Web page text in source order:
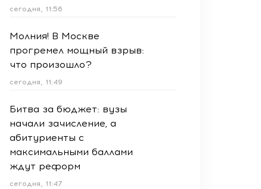
сегодня, 11:56
Молния! В Москве
прогремел мощный взрыв:
что произошло?
сегодня, 11:49
Битва за бюджет: вузы
начали зачисление, а
абитуриенты с
максимальными баллами
ждут реформ
сегодня, 11:47